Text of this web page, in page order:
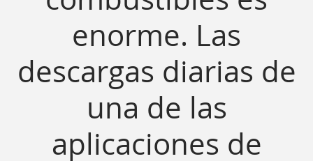
enorme. Las
descargas diarias de
una de las
aplicaciones de